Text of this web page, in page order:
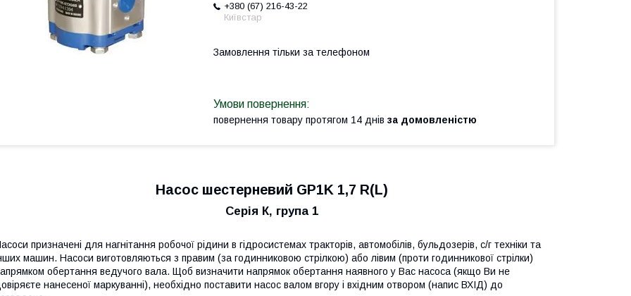
+380 (67) 216-43-22
Київстар
Замовлення тільки за телефоном
повернення товару протягом 14 днів за домовленістю
Насос шестерневий GP1K 1,7 R(L)
Серія К, група 1
призначені для нагнітання робочої рідини в гідросистемах тракторів, автомобілів, бульдозерів, с/г техніки та
машин. Насоси виготовляються з правим (за годинниковою стрілкою) або лівим (проти годинникової стрілки)
обертання ведучого вала. Щоб визначити напрямок обертання наявного у Вас насоса (якщо Ви не
нанесеної маркуванні), необхідно поставити насос валом вгору і вхідним отвором (напис ВХІД) до